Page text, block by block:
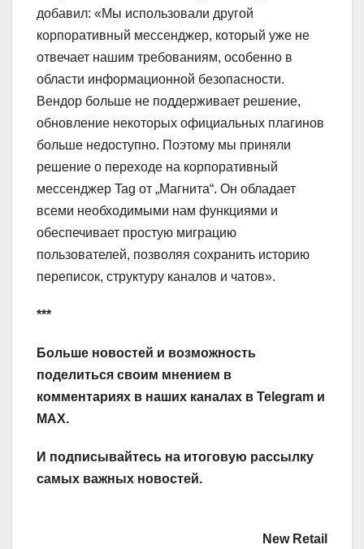
добавил: «Мы использовали другой
корпоративный мессенджер, который уже не
отвечает нашим требованиям, особенно в
области информационной безопасности.
Вендор больше не поддерживает решение,
обновление некоторых официальных плагинов
больше недоступно. Поэтому мы приняли
решение о переходе на корпоративный
мессенджер Tag от „Магнита“. Он обладает
всеми необходимыми нам функциями и
обеспечивает простую миграцию
пользователей, позволяя сохранить историю
переписок, структуру каналов и чатов».
***
Больше новостей и возможность
поделиться своим мнением в
комментариях в наших каналах в Telegram и
MAX.
И подписывайтесь на итоговую рассылку
самых важных новостей.
New Retail